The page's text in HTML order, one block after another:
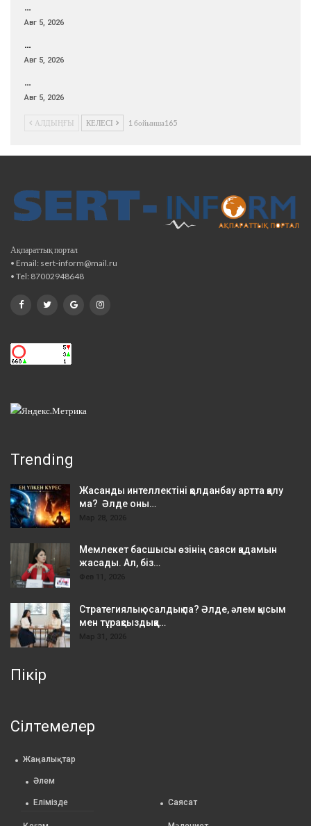
…
Авг 5, 2026
…
Авг 5, 2026
…
Авг 5, 2026
АЛДЫҢҒЫ КЕЛЕСІ 1 бойынша165
Ақпараттық портал
• Email: sert-inform@mail.ru
• Tel: 87002948648
Trending
Жасанды интеллектіні қолданбау артта қалу
ма? Әлде оны…
Мар 28, 2026
Мемлекет басшысы өзінің саяси қадамын
жасады. Ал, біз…
Фев 11, 2026
Стратегиялық осалдық па? Әлде, әлем қысым
мен тұрақсыздыққа…
Мар 31, 2026
Пікір
Сілтемелер
Жаңалықтар
Әлем
Елімізде Саясат